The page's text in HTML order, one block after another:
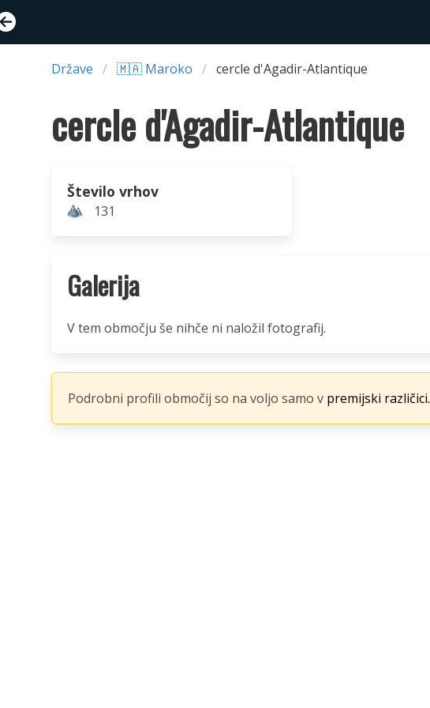
Države 🇲🇦 Maroko cercle d'Agadir-Atlantique
cercle d'Agadir-Atlantique
Število vrhov
131
Galerija
V tem območju še nihče ni naložil fotografij.
Podrobni profili območij so na voljo samo v premijski različici.